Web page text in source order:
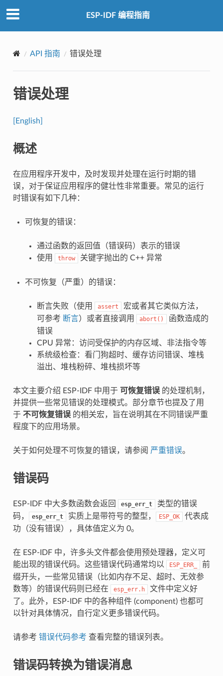
ESP-IDF 编程指南
API 指南 错误处理
错误处理
[English]
概述
在应用程序开发中，及时发现并处理在运行时期的错
误，对于保证应用程序的健壮性非常重要。常见的运行
时错误有如下几种：
可恢复的错误：
通过函数的返回值（错误码）表示的错误
使用
throw 关键字抛出的 C++ 异常
不可恢复（严重）的错误：
断言失败（使用 assert
宏或者其它类似方法，
可参考 断言）或者直接调用 abort()
函数造成的
错误
CPU 异常：访问受保护的内存区域、非法指令等
系统级检查：看门狗超时、缓存访问错误、堆栈
溢出、堆栈粉碎、堆栈损坏等
本文主要介绍 ESP-IDF 中用于 可恢复错误的处理机制，
并提供一些常见错误的处理模式。部分章节也提及了用
于 不可恢复错误的相关宏，旨在说明其在不同错误严重
程度下的应用场景。
关于如何处理不可恢复的错误，请参阅 严重错误。
错误码
ESP-IDF 中大多数函数会返回 esp_err_t
类型的错误
码，
esp_err_t 实质上是带符号的整型， ESP_OK
代表成
功（没有错误），具体值定义为 0。
在 ESP-IDF 中，许多头文件都会使用预处理器，定义可
能出现的错误代码。这些错误代码通常均以
ESP_ERR_
前
缀开头，一些常见错误（比如内存不足、超时、无效参
数等）的错误代码则已经在
esp_err.h
文件中定义好
了。此外，ESP-IDF 中的各种组件 (component) 也都可
以针对具体情况，自行定义更多错误代码。
请参考 错误代码参考 查看完整的错误列表。
错误码转换为错误消息